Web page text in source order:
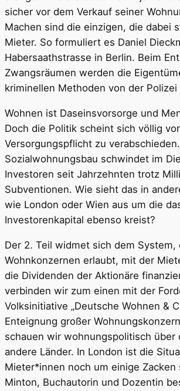
sicher vor dem Verkauf seiner
Machen sind die einzigen, die dabei
Mieter. So formuliert es Daniel
Habersaathstrasse in Berlin. Beim
Zwangsräumen werden die
kriminellen Methoden von der
Wohnen ist Daseinsvorsorge und
Doch die Politik scheint sich völlig
Versorgungspflicht zu
Sozialwohnungsbau schwindet im
Investoren seit Jahrzehnten trotz
Subventionen. Wie sieht das in
wie London oder Wien aus um die
Investorenkapital ebenso kreist?
Der 2. Teil widmet sich dem System,
Wohnkonzernen erlaubt, mit der
die Dividenden der Aktionäre
verbinden wir zum einen mit der
Volksinitiative „Deutsche Wohnen &
Enteignung großer
schauen wir wohnungspolitisch über
andere Länder. In London ist die
Mieter*innen noch um einige Zacken
Minton, Buchautorin und Dozentin